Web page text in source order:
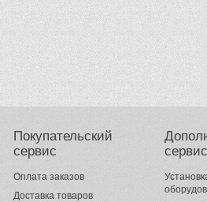
Покупательский
сервис
Оплата заказов
Доставка товаров
сервис